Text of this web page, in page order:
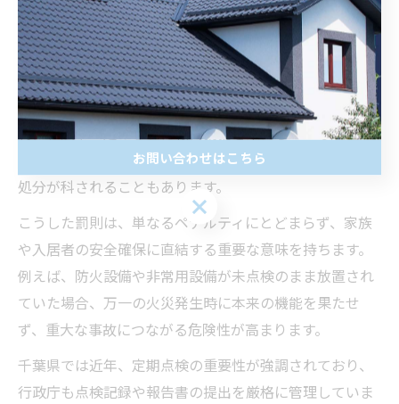
自宅定期点検を怠った場合の千葉県での罰則と影響
自宅定期点検を怠った場合、千葉県においては建築基準
法や消防法に基づく罰則が科される可能性があります。
特に、法令で定められた報告義務を果たしていない場
合、行政指導や改善命令、最悪の場合は罰金などの行政
処分が科されることもあります。
こうした罰則は、単なるペナルティにとどまらず、家族
や入居者の安全確保に直結する重要な意味を持ちます。
例えば、防火設備や非常用設備が未点検のまま放置され
ていた場合、万一の火災発生時に本来の機能を果たせ
ず、重大な事故につながる危険性が高まります。
千葉県では近年、定期点検の重要性が強調されており、
行政庁も点検記録や報告書の提出を厳格に管理していま
お問い合わせはこちら